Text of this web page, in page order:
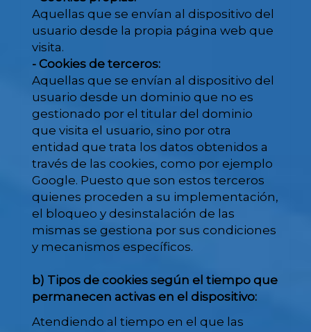
Aquellas que se envían al dispositivo del
usuario desde la propia página web que
visita.
- Cookies de terceros:
Aquellas que se envían al dispositivo del
usuario desde un dominio que no es
gestionado por el titular del dominio
que visita el usuario, sino por otra
entidad que trata los datos obtenidos a
través de las cookies, como por ejemplo
Google. Puesto que son estos terceros
quienes proceden a su implementación,
el bloqueo y desinstalación de las
mismas se gestiona por sus condiciones
y mecanismos específicos.
b) Tipos de cookies según el tiempo que
permanecen activas en el dispositivo:
Atendiendo al tiempo en el que las